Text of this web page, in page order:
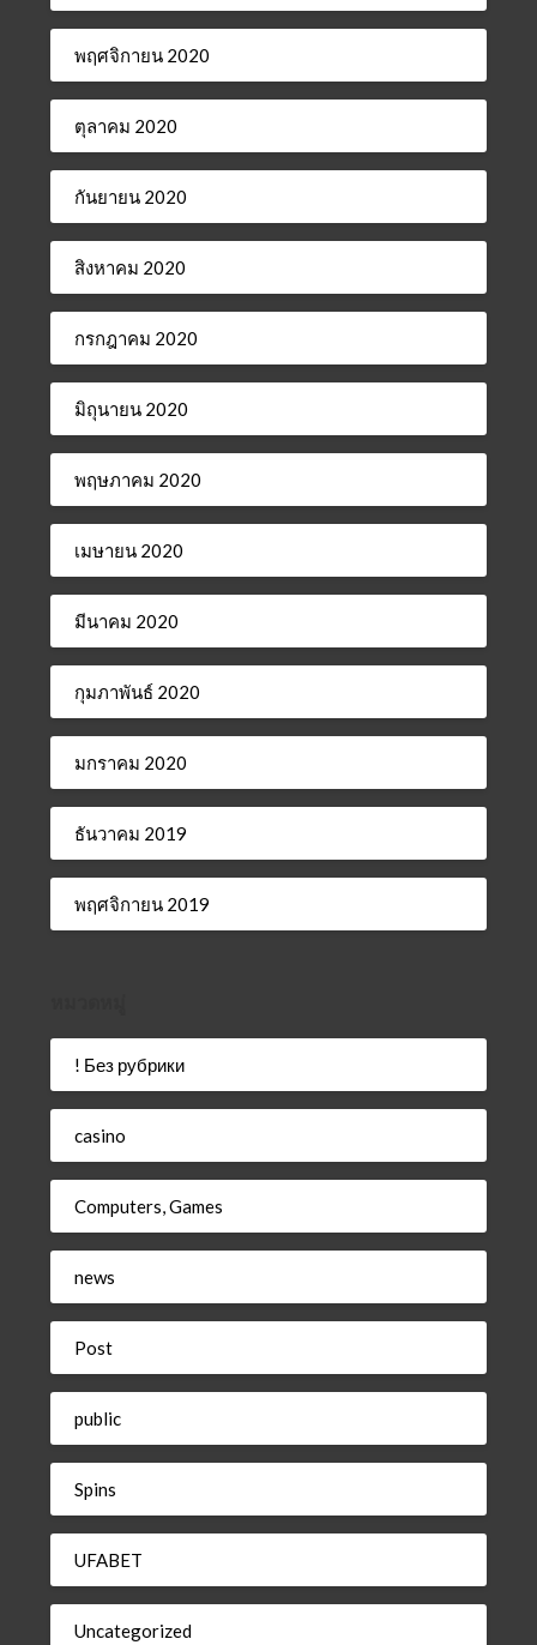
พฤศจิกายน 2020
ตุลาคม 2020
กันยายน 2020
สิงหาคม 2020
กรกฎาคม 2020
มิถุนายน 2020
พฤษภาคม 2020
เมษายน 2020
มีนาคม 2020
กุมภาพันธ์ 2020
มกราคม 2020
ธันวาคม 2019
พฤศจิกายน 2019
! Без рубрики
casino
Computers, Games
news
Post
public
Spins
UFABET
Uncategorized